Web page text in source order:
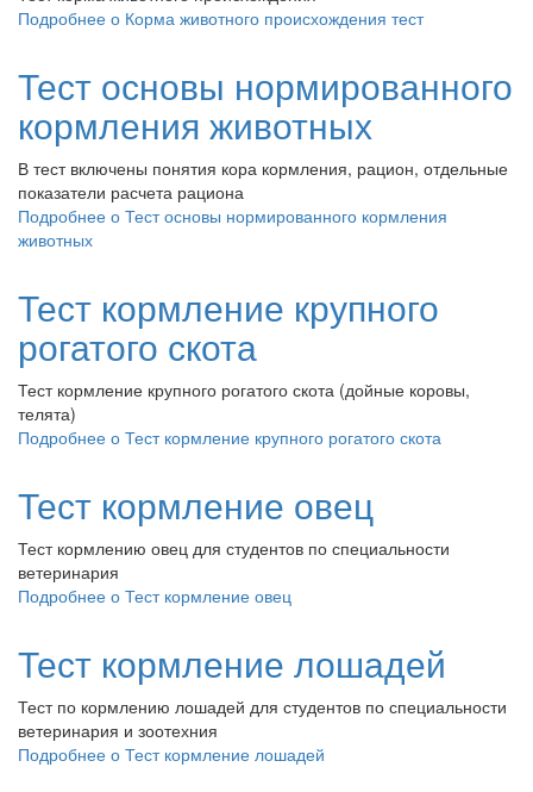
Подробнее о Корма животного происхождения тест
Тест основы нормированного
кормления животных
В тест включены понятия кора кормления, рацион, отдельные
показатели расчета рациона
Подробнее о Тест основы нормированного кормления
животных
Тест кормление крупного
рогатого скота
Тест кормление крупного рогатого скота (дойные коровы,
телята)
Подробнее о Тест кормление крупного рогатого скота
Тест кормление овец
Тест кормлению овец для студентов по специальности
ветеринария
Подробнее о Тест кормление овец
Тест кормление лошадей
Тест по кормлению лошадей для студентов по специальности
ветеринария и зоотехния
Подробнее о Тест кормление лошадей